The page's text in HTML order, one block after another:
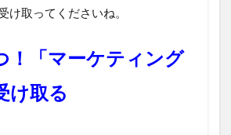
け取ってくださいね。
！「マーケティング
け取る